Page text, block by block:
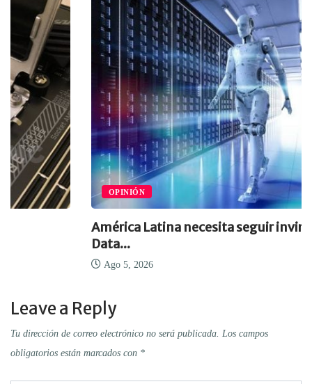
OPINIÓN
América Latina necesita seguir invirtiendo en
Leave a Reply
Tu dirección de correo electrónico no será publicada. Los campos
obligatorios están marcados con *